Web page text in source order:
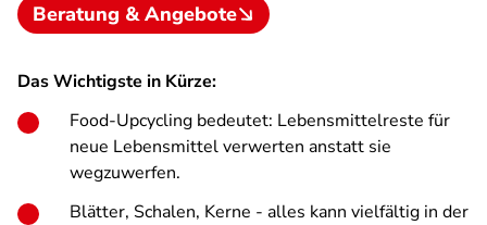
Beratung & Angebote
Das Wichtigste in Kürze:
Food-Upcycling bedeutet: Lebensmittelreste für
neue Lebensmittel verwerten anstatt sie
wegzuwerfen.
Blätter, Schalen, Kerne - alles kann vielfältig in der